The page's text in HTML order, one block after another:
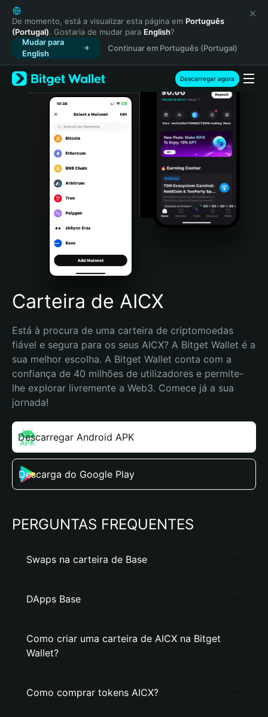
English
日本語
Tiếng Việt
Русский
Español (Latinoamérica)
Türkçe
Italiano
Português (Portugal)
Bahasa Indonesia
Português (Brasil)
Español (Argentina)
De momento, está a visualizar esta página em Português
(Portugal). Gostaria de mudar para English?
Mudar para
English
Continuar em Português (Portugal)
Descarregar agora
Carteira de AICX
Está à procura de uma carteira de criptomoedas
fiável e segura para os seus AICX? A Bitget Wallet é a
sua melhor escolha. A Bitget Wallet conta com a
confiança de 40 milhões de utilizadores e permite-
lhe explorar livremente a Web3. Comece já a sua
jornada!
Descarregar Android APK
Descarga do Google Play
PERGUNTAS FREQUENTES
Swaps na carteira de Base
DApps Base
Como criar uma carteira de AICX na Bitget
Wallet?
Como comprar tokens AICX?